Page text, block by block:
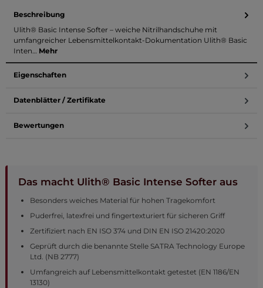
Beschreibung
Ulith® Basic Intense Softer – weiche Nitrilhandschuhe mit
umfangreicher Lebensmittelkontakt-Dokumentation Ulith® Basic
Inten… Mehr
Eigenschaften
Datenblätter / Zertifikate
Bewertungen
Das macht Ulith® Basic Intense Softer aus
Besonders weiches Material für hohen Tragekomfort
Puderfrei, latexfrei und fingertexturiert für sicheren Griff
Zertifiziert nach EN ISO 374 und DIN EN ISO 21420:2020
Geprüft durch die benannte Stelle SATRA Technology Europe
Ltd. (NB 2777)
Umfangreich auf Lebensmittelkontakt getestet (EN 1186/EN
13130)